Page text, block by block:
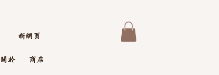
新網頁
關於 商店